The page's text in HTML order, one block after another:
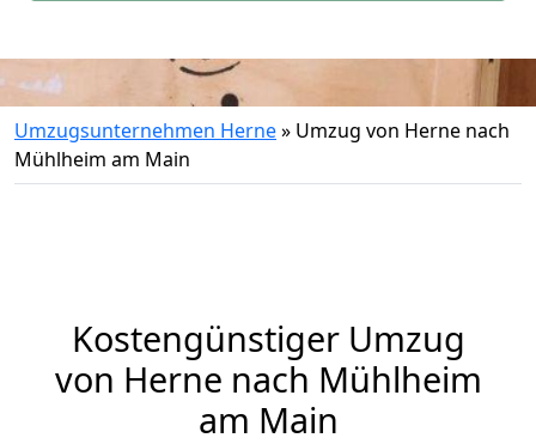
Umzugsunternehmen Herne» Umzug von Herne nach
Mühlheim am Main
Kostengünstiger Umzug
von Herne nach Mühlheim
am Main